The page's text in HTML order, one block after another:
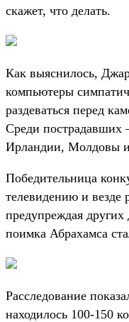
скажет, что делать.
Как выяснилось,
компьютеры
раздеваться перед
Среди
Ирландии, Молдовы
Победительница
телевидению и везде
предупреждая
поимка Абрахамса
Расследование
находилось 100-150